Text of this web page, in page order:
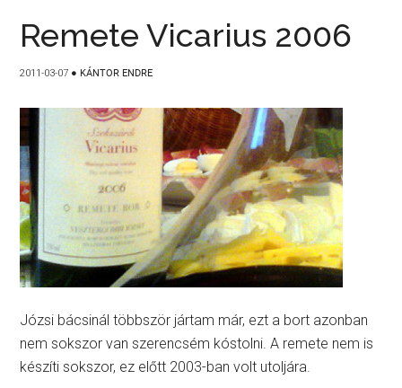
Remete Vicarius 2006
2011-03-07 ● KÁNTOR ENDRE
Józsi bácsinál többször jártam már, ezt a bort azonban
nem sokszor van szerencsém kóstolni. A remete nem is
készíti sokszor, ez előtt 2003-ban volt utoljára.